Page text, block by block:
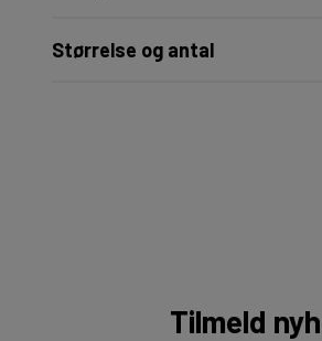
Størrelse og antal
Tilmeld